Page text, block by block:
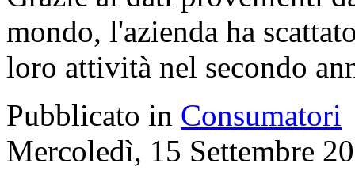
mondo, l'azienda ha
loro attività nel secondo
Pubblicato in Consumatori
Mercoledì, 15 Settembre